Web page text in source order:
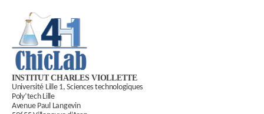
INSTITUT CHARLES VIOLLETTE
Université Lille 1, Sciences technologiques
Poly’tech Lille
Avenue Paul Langevin